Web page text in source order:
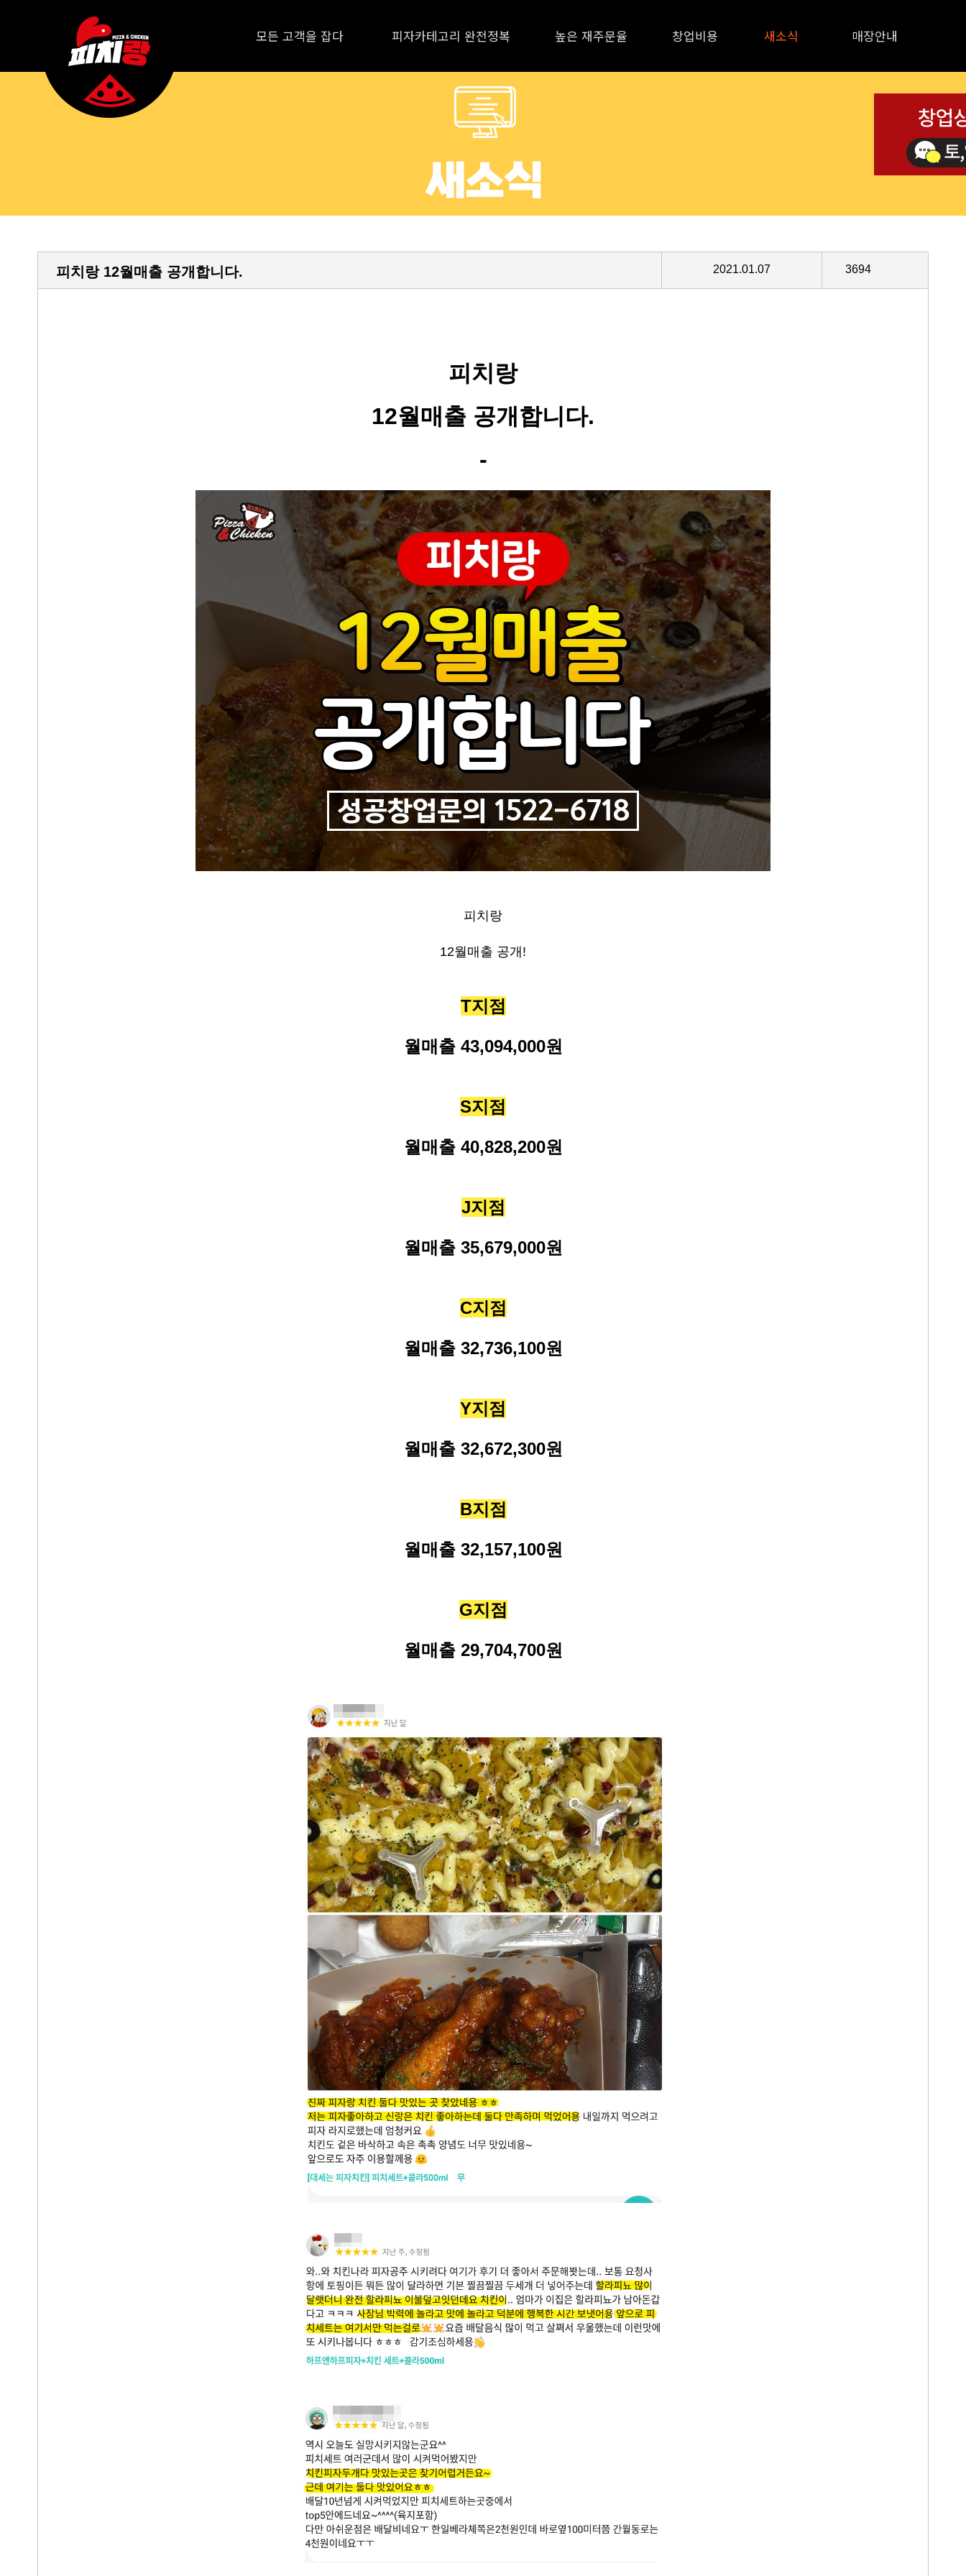
모든 고객을 잡다 피자카테고리 완전정복 높은 재주문율 창업비용 새소식 매장안내
피치랑 12월매출 공개합니다. 2021.01.07 3694
피치랑
12월매출 공개합니다.
-
피치랑
12월매출 공개 !
T지점
월매출 43,094,000원
S지점
월매출 40,828,200원
J지점
월매출 35,679,000원
C지점
월매출 32,736,100원
Y지점
월매출 32,672,300원
B지점
월매출 32,157,100원
G지점
월매출 29,704,700원